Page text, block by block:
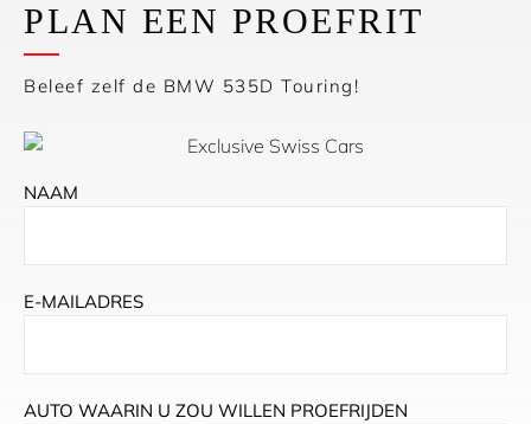
PLAN EEN PROEFRIT
Beleef zelf de BMW 535D Touring!
NAAM
E-MAILADRES
AUTO WAARIN U ZOU WILLEN PROEFRIJDEN